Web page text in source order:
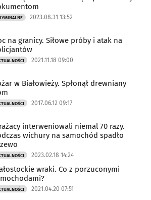
2023.08.31 13:52
na granicy. Siłowe próby i atak na
2021.11.18 09:00
w Białowieży. Spłonął drewniany
2017.06.12 09:17
interweniowali niemal 70 razy.
wichury na samochód spadło
2023.02.18 14:24
wraki. Co z porzuconymi
2021.04.20 07:51